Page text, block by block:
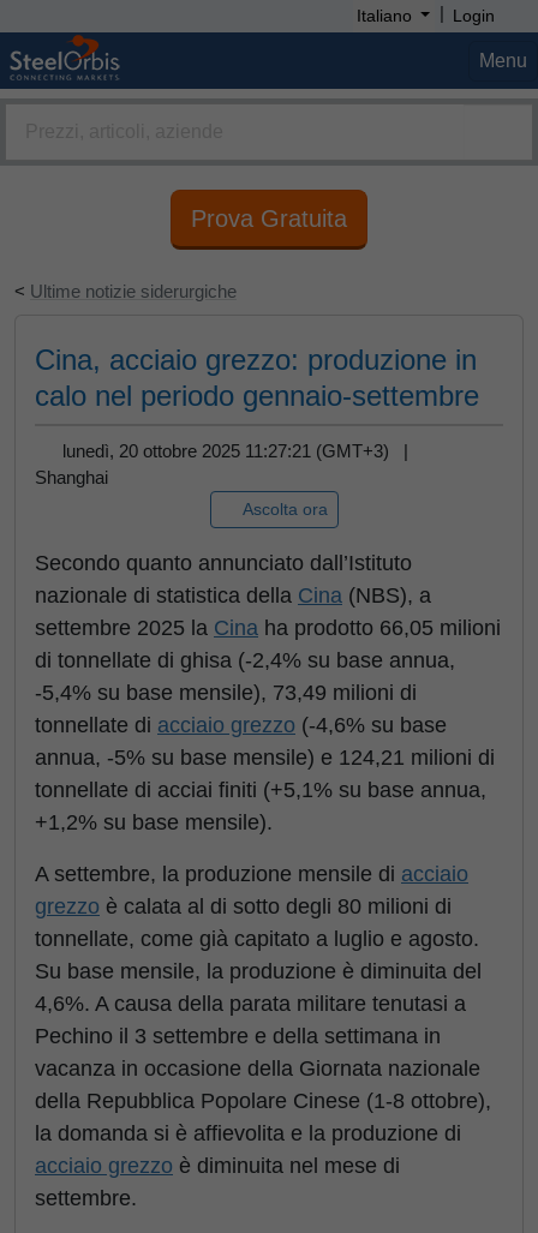
Italiano | Login
Menu
Prova Gratuita
< Ultime notizie siderurgiche
Cina, acciaio grezzo: produzione in
calo nel periodo gennaio-settembre
lunedì, 20 ottobre 2025 11:27:21 (GMT+3) |
Shanghai
Ascolta ora
Secondo quanto annunciato dall’Istituto
nazionale di statistica della Cina (NBS), a
settembre 2025 la Cina ha prodotto 66,05 milioni
di tonnellate di ghisa (-2,4% su base annua,
-5,4% su base mensile), 73,49 milioni di
tonnellate di acciaio grezzo (-4,6% su base
annua, -5% su base mensile) e 124,21 milioni di
tonnellate di acciai finiti (+5,1% su base annua,
+1,2% su base mensile).
A settembre, la produzione mensile di acciaio
grezzo è calata al di sotto degli 80 milioni di
tonnellate, come già capitato a luglio e agosto.
Su base mensile, la produzione è diminuita del
4,6%. A causa della parata militare tenutasi a
Pechino il 3 settembre e della settimana in
vacanza in occasione della Giornata nazionale
della Repubblica Popolare Cinese (1-8 ottobre),
la domanda si è affievolita e la produzione di
acciaio grezzo è diminuita nel mese di
settembre.